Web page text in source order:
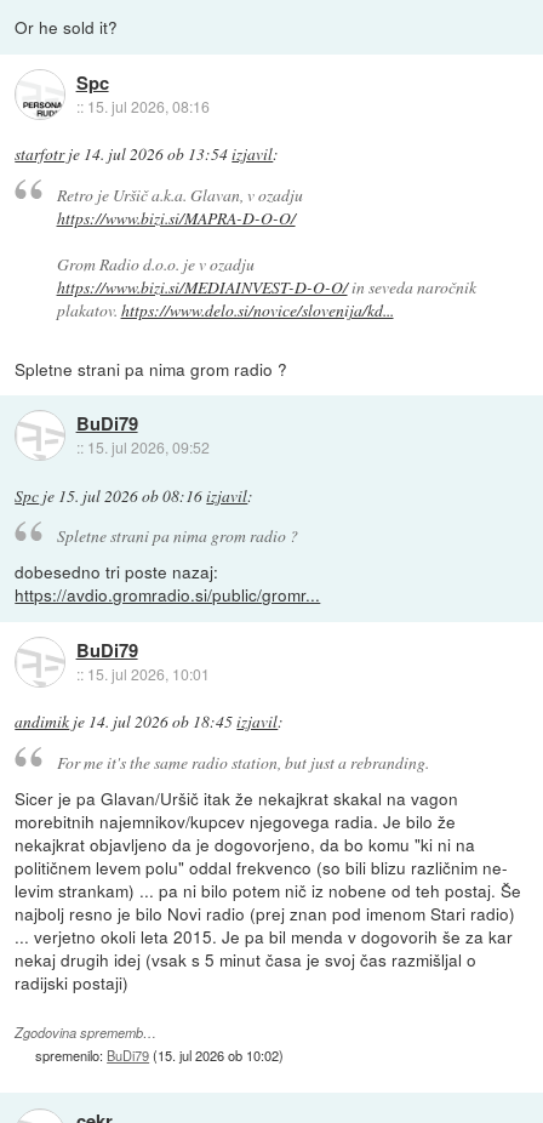
Or he sold it?
Spc
:: 15. jul 2026, 08:16
starfotrje 14. jul 2026 ob 13:54izjavil:
Retro je Uršič a.k.a. Glavan, v ozadju
https://www.bizi.si/MAPRA-D-O-O/
Grom Radio d.o.o. je v ozadju
https://www.bizi.si/MEDIAINVEST-D-O-O/in seveda naročnik
plakatov. https://www.delo.si/novice/slovenija/kd...
Spletne strani pa nima grom radio ?
BuDi79
:: 15. jul 2026, 09:52
Spc je 15. jul 2026 ob 08:16izjavil:
Spletne strani pa nima grom radio ?
dobesedno tri poste nazaj:
https://avdio.gromradio.si/public/gromr...
BuDi79
:: 15. jul 2026, 10:01
andimik je 14. jul 2026 ob 18:45izjavil:
For me it's the same radio station, but just a rebranding.
Sicer je pa Glavan/Uršič itak že nekajkrat skakal na vagon
morebitnih najemnikov/kupcev njegovega radia. Je bilo že
nekajkrat objavljeno da je dogovorjeno, da bo komu "ki ni na
političnem levem polu" oddal frekvenco (so bili blizu različnim ne-
levim strankam) ... pa ni bilo potem nič iz nobene od teh postaj. Še
najbolj resno je bilo Novi radio (prej znan pod imenom Stari radio)
... verjetno okoli leta 2015. Je pa bil menda v dogovorih še za kar
nekaj drugih idej (vsak s 5 minut časa je svoj čas razmišljal o
radijski postaji)
Zgodovina sprememb…
spremenilo: BuDi79(15. jul 2026 ob 10:02)